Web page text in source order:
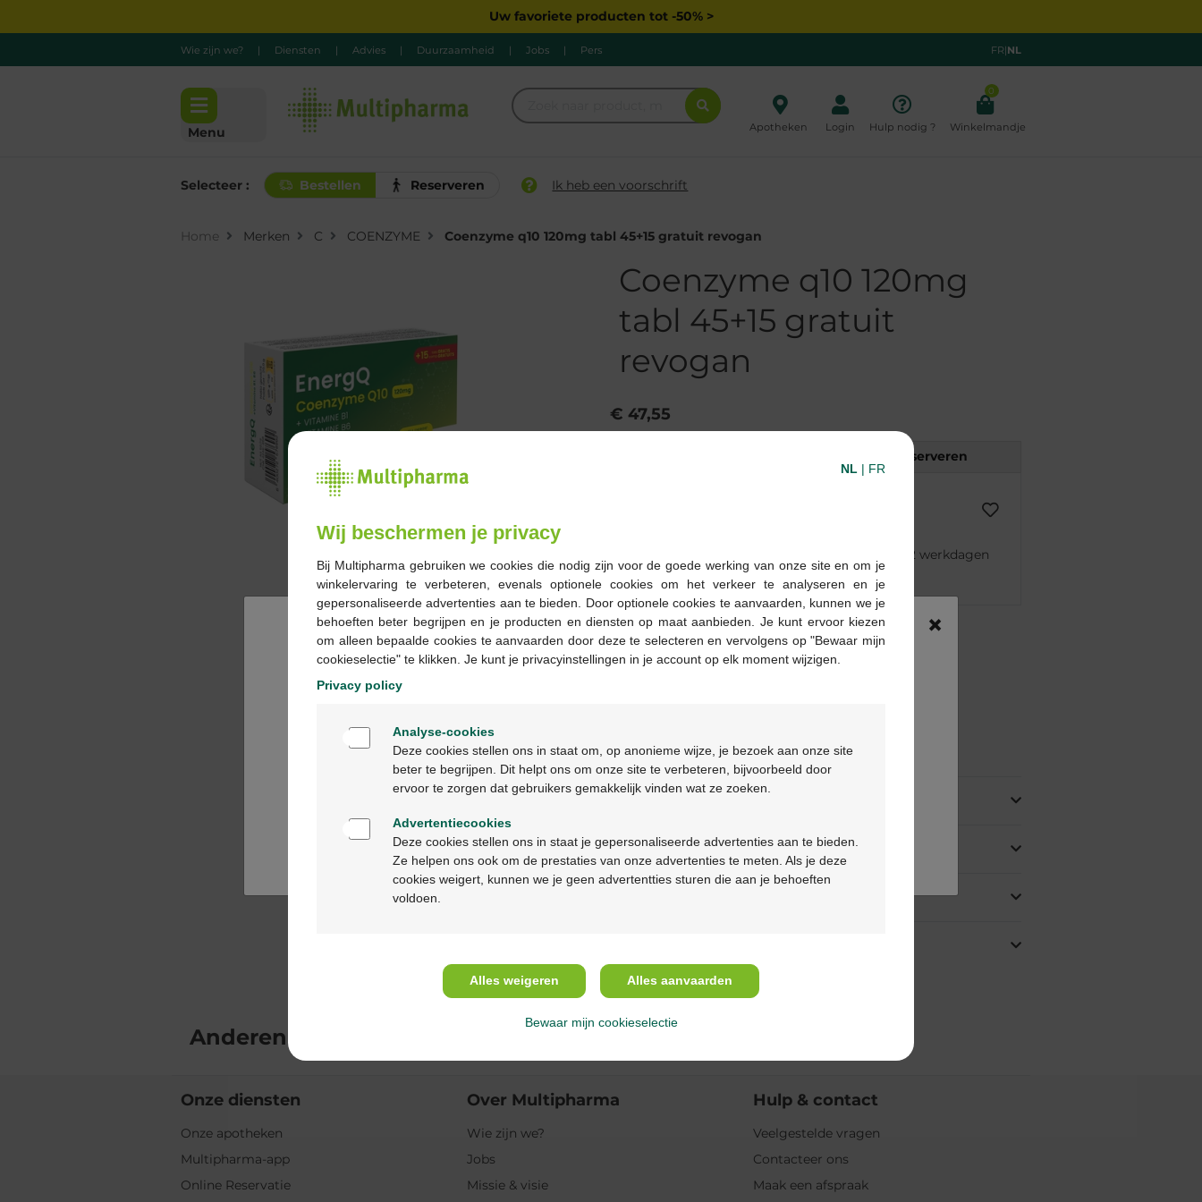
Uw favoriete producten tot -50% >
Wie zijn we? | Diensten | Advies | Duurzaamheid | Jobs | Pers FR|NL
Menu Apotheken Login Hulp nodig ?
0
Winkelmandje
Selecteer : Bestellen Reserveren Ik heb een voorschrift
Home Merken C COENZYME Coenzyme q10 120mg tabl 45+15 gratuit revogan
Coenzyme q10 120mg
tabl 45+15 gratuit
revogan
€ 47,55
Reserveren
Op werkdagen vóór 12u besteld, binnen 2 werkdagen
geleverd
Gratislevering in je Multipharma apotheek
Gratislevering thuis vanaf €55
Veiligbetalen
Productbeschrijving
Beschrijving
Indicaties
Anderen bekeken
Onze diensten
Onze apotheken
Multipharma-app
Online Reservatie
Over Multipharma
Wie zijn we?
Jobs
Missie & visie
Hulp & contact
Veelgestelde vragen
Contacteer ons
Maak een afspraak
×
Ga verder in het nederlands
NL | FR
Wij beschermen je privacy
Bij Multipharma gebruiken we cookies die nodig zijn voor de goede werking van onze site en om je
winkelervaring te verbeteren, evenals optionele cookies om het verkeer te analyseren en je
gepersonaliseerde advertenties aan te bieden. Door optionele cookies te aanvaarden, kunnen we je
behoeften beter begrijpen en je producten en diensten op maat aanbieden. Je kunt ervoor kiezen
om alleen bepaalde cookies te aanvaarden door deze te selecteren en vervolgens op "Bewaar mijn
cookieselectie" te klikken. Je kunt je privacyinstellingen in je account op elk moment wijzigen.
Privacy policy
Analyse-cookies
Deze cookies stellen ons in staat om, op anonieme wijze, je bezoek aan onze site
beter te begrijpen. Dit helpt ons om onze site te verbeteren, bijvoorbeeld door
ervoor te zorgen dat gebruikers gemakkelijk vinden wat ze zoeken.
Advertentiecookies
Deze cookies stellen ons in staat je gepersonaliseerde advertenties aan te bieden.
Ze helpen ons ook om de prestaties van onze advertenties te meten. Als je deze
cookies weigert, kunnen we je geen advertentties sturen die aan je behoeften
voldoen.
Alles weigeren Alles aanvaarden
Bewaar mijn cookieselectie